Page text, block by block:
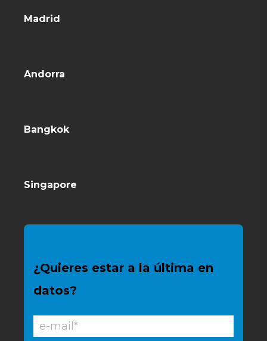
Madrid
Andorra
Bangkok
Singapore
¿Quieres estar a la última en
datos?